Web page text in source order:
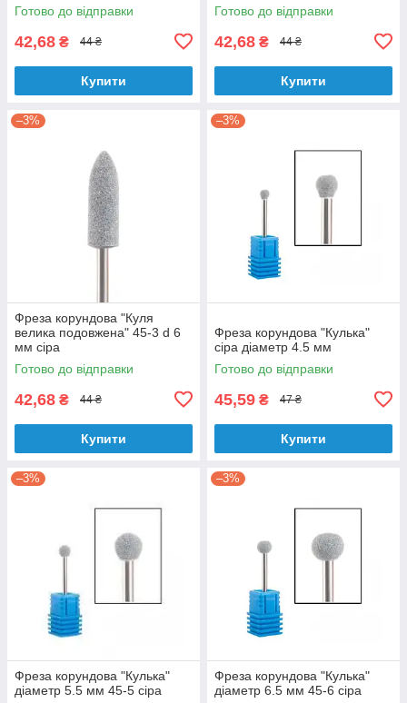
Готово до відправки
42,68 ₴ 44 ₴
Купити
Готово до відправки
42,68 ₴ 44 ₴
Купити
–3%
Фреза корундова "Куля
велика подовжена" 45-3 d 6
мм сіра
Готово до відправки
42,68 ₴ 44 ₴
Купити
–3%
Фреза корундова "Кулька"
сіра діаметр 4.5 мм
Готово до відправки
45,59 ₴ 47 ₴
Купити
–3%
Фреза корундова "Кулька"
діаметр 5.5 мм 45-5 сіра
–3%
Фреза корундова "Кулька"
діаметр 6.5 мм 45-6 сіра